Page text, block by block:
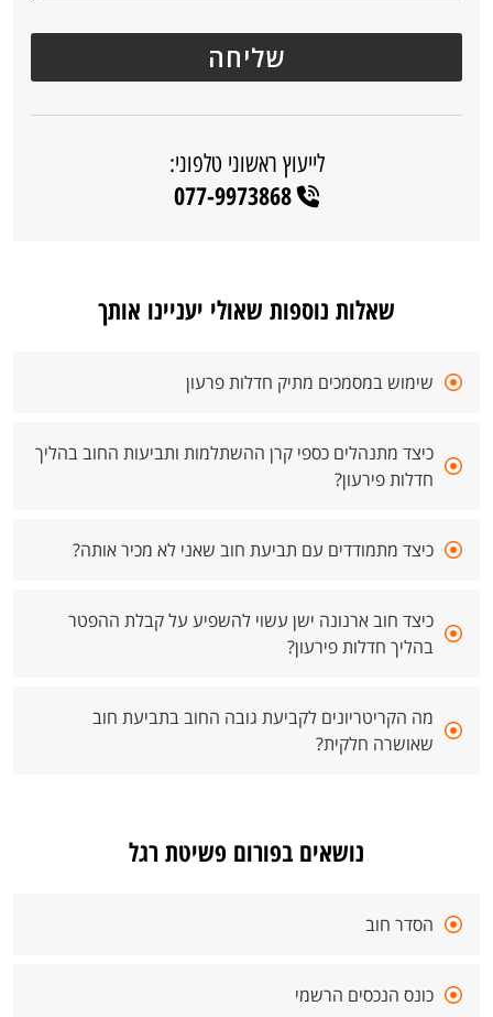
לייעוץ ראשוני טלפוני:
077-9973868
שאלות נוספות שאולי יעניינו אותך
שימוש במסמכים מתיק חדלות פרעון
כיצד מתנהלים כספי קרן ההשתלמות ותביעות החוב בהליך
חדלות פירעון?
כיצד מתמודדים עם תביעת חוב שאני לא מכיר אותה?
כיצד חוב ארנונה ישן עשוי להשפיע על קבלת ההפטר
בהליך חדלות פירעון?
מה הקריטריונים לקביעת גובה החוב בתביעת חוב
שאושרה חלקית?
נושאים בפורום פשיטת רגל
הסדר חוב
כונס הנכסים הרשמי